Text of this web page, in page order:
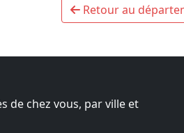
Retour au
de chez vous, par ville et